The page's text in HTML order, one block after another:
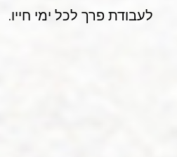
לעבודת פרך לכל ימי חייו.